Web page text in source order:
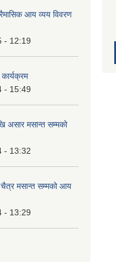
आय व्यय विवरण
- 12:19
- 15:49
मसान्त सम्मको
- 13:32
मसान्त सम्मको आय
- 13:29